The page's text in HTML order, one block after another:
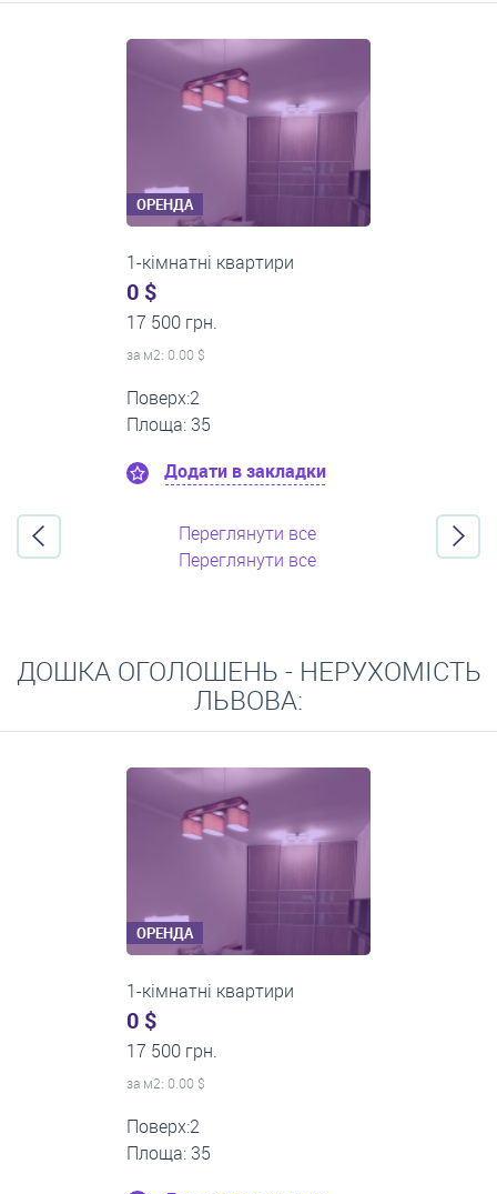
кімнат
ОРЕНДА
1-кімнатні квартири
0 $
22 500 грн.
за м2: 0.00 $
Поверх:12
Площа: 60
Додати в закладки
Переглянути все
Переглянути все
ДОШКА ОГОЛОШЕНЬ - НЕРУХОМІСТЬ
ЛЬВОВА:
ОРЕНДА
3-кімнатні квартири
500 $
0 грн.
за м2: 8.33 $
Поверх:3
Площа: 60